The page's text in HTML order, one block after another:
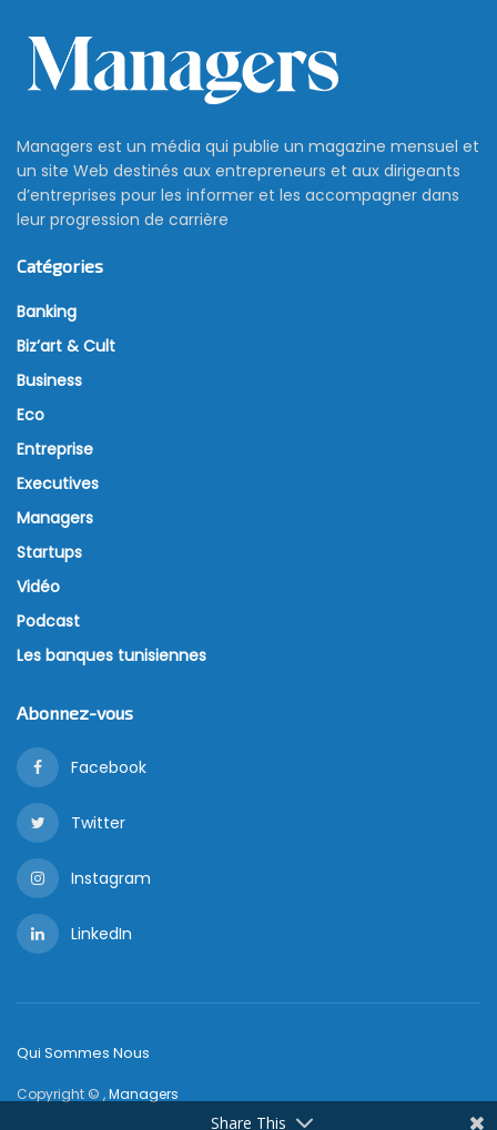
Managers est un média qui publie un magazine mensuel et
un site Web destinés aux entrepreneurs et aux dirigeants
d’entreprises pour les informer et les accompagner dans
leur progression de carrière
Catégories
Banking
Biz’art & Cult
Business
Eco
Entreprise
Executives
Managers
Startups
Vidéo
Podcast
Les banques tunisiennes
Abonnez-vous
Facebook
Twitter
Instagram
LinkedIn
Qui Sommes Nous
Copyright © ,Managers
Share This